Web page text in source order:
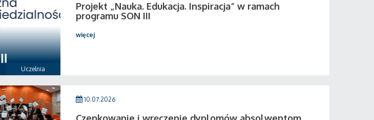
Uczelnia
Projekt „Nauka. Edukacja. Inspiracja” w ramach
programu SON III
więcej
10.07.2026